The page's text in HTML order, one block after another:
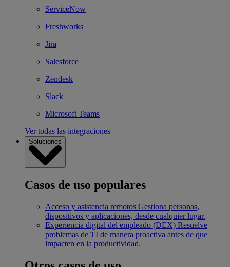
ServiceNow
Freshworks
Jira
Salesforce
Zendesk
Slack
Microsoft Teams
Ver todas las integraciones
Soluciones
Casos de uso populares
Acceso y asistencia remotos Gestiona personas,
dispositivos y aplicaciones, desde cualquier lugar.
Experiencia digital del empleado (DEX) Resuelve
problemas de TI de manera proactiva antes de que
impacten en la productividad.